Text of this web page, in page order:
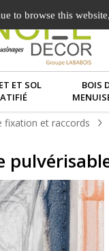
ET SOL
BOIS
fixation et raccords
to browse this